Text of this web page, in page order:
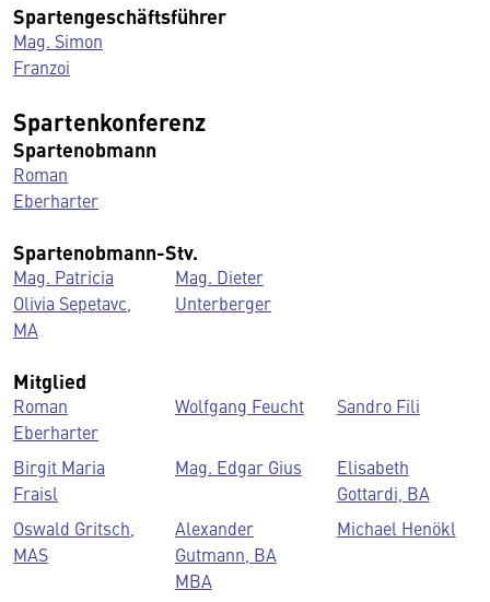
Spartengeschäftsführer
Mag. Simon
Franzoi
Spartenkonferenz
Spartenobmann
Roman
Eberharter
Spartenobmann-Stv.
Mag. Patricia
Olivia Sepetavc,
MA
Mag. Dieter
Unterberger
Mitglied
Roman
Eberharter
Wolfgang Feucht Sandro Fili
Birgit Maria
Fraisl
Mag. Edgar Gius
Elisabeth
Gottardi, BA
Oswald Gritsch,
MAS
Alexander
Gutmann, BA
MBA
Michael Henökl